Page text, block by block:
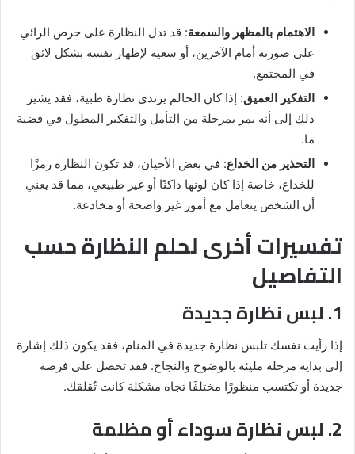
الاهتمام بالمظهر والسمعة: قد تدل النظارة على حرص الرائي
على صورته أمام الآخرين، أو سعيه لإظهار نفسه بشكل لائق
في المجتمع.
التفكير العميق: إذا كان الحالم يرتدي نظارة طبية، فقد يشير
ذلك إلى أنه يمر بمرحلة من التأمل والتفكير المطول في قضية
ما.
التحذير من الخداع: في بعض الأحيان، قد تكون النظارة رمزًا
للخداع، خاصة إذا كان لونها داكنًا أو غير طبيعي، مما قد يعني
أن الشخص يتعامل مع أمور غير واضحة أو مخادعة.
تفسيرات أخرى لحلم النظارة حسب
التفاصيل
1. لبس نظارة جديدة
إذا رأيت نفسك تلبس نظارة جديدة في المنام، فقد يكون ذلك إشارة
إلى بداية مرحلة مليئة بالوضوح والنجاح. فقد تحصل على فرصة
جديدة أو تكتسب منظورًا مختلفًا تجاه مشكلة كانت تُقلقك.
2. لبس نظارة سوداء أو مظلمة